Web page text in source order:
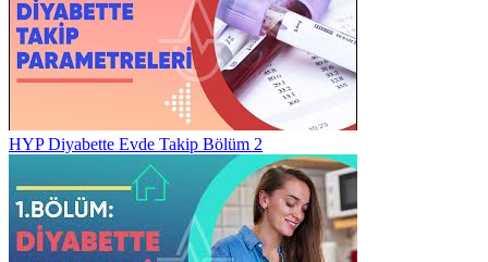
HYP Diyabette Evde Takip Bölüm 2